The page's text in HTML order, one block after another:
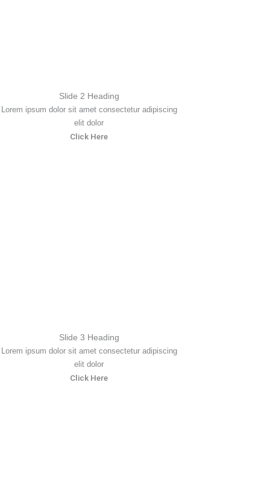
Slide 2 Heading
Lorem ipsum dolor sit amet consectetur adipiscing
elit dolor
Click Here
Slide 3 Heading
Lorem ipsum dolor sit amet consectetur adipiscing
elit dolor
Click Here